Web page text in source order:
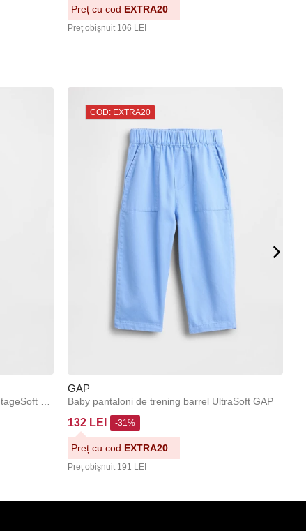
Preț obișnuit 106 LEI
Preț cu cod EXTRA20
COD: EXTRA20
GAP
Baby pantaloni de trening barrel UltraSoft GAP
132 LEI
Preț obișnuit 191 LEI
-31%
Preț cu cod EXTRA20